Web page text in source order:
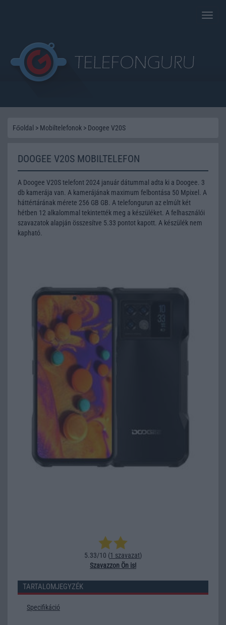
Toggle
Főoldal > Mobiltelefonok > Doogee V20S
DOOGEE V20S MOBILTELEFON
A Doogee V20S telefont 2024 január dátummal adta ki a Doogee. 3
db kamerája van. A kamerájának maximum felbontása 50 Mpixel. A
háttértárának mérete 256 GB GB. A telefongurun az elmúlt két
hétben 12 alkalommal tekintették meg a készüléket. A felhasználói
szavazatok alapján összesítve 5.33 pontot kapott. A készülék nem
kapható.
5.33/10 (1 szavazat)
Szavazzon Ön is!
TARTALOMJEGYZÉK
Specifikáció